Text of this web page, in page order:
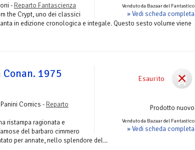
Venduto da Bazaar del Fantastico
» Vedi scheda completa
- Reparto Fantascienza
the Crypt, uno dei classici
in edizione cronologica e integale. Questo sesto volume viene
Esaurito
Prodotto nuovo
Venduto da Bazaar del Fantastico
» Vedi scheda completa
1975
Panini Comics - Reparto
ristampa ragionata e
del barbaro cimmero
per annate, nello splendore del...